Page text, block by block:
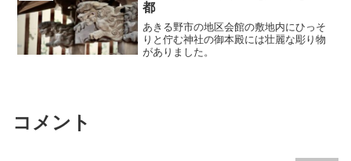
都
あきる野市の地区会館の敷地内にひっそ
りと佇む神社の御本殿には壮麗な彫り物
がありました。
コメント